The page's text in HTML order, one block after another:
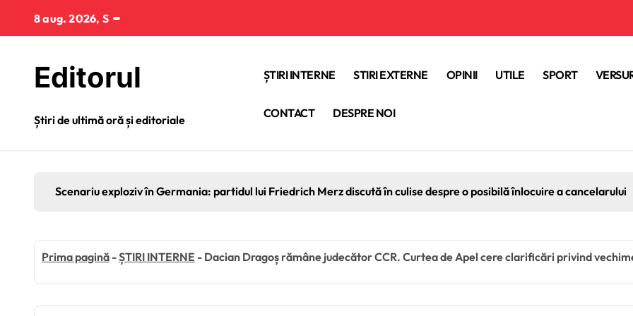
conținut
8 aug. 2026, S
Editorul
Știri de ultimă oră și editoriale
ȘTIRI INTERNE STIRI EXTERNE OPINII UTILE SPORT
CONTACT DESPRE NOI
Scenariu exploziv în Germania: partidul lui Friedrich Merz discută în culise despre o posibilă înlocuire a cancelarului
Prima pagină -ȘTIRI INTERNE - Dacian Dragoș rămâne judecător CCR. Curtea de Apel cere clarificări privind